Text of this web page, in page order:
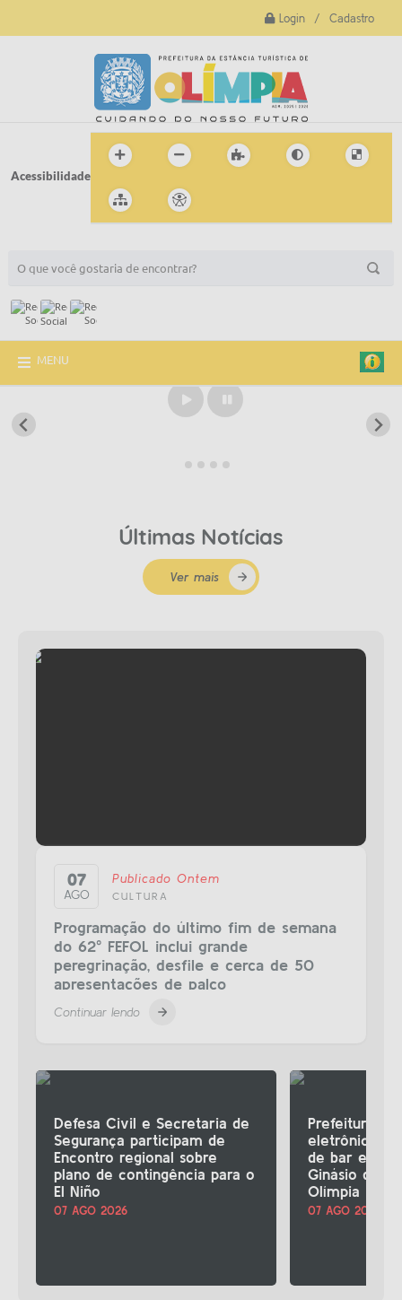
Login / Cadastro
Acessibilidade
MENU
Últimas Notícias
Ver mais
07
AGO
Publicado Ontem
CULTURA
Programação do último fim de semana
do 62º FEFOL inclui grande
peregrinação, desfile e cerca de 50
apresentações de palco
Continuar lendo
Defesa Civil e Secretaria de
Segurança participam de
Encontro regional sobre
plano de contingência para o
El Niño
07 AGO 2026
Prefeitura
eletrônico
de bar e
Ginásio de
Olímpia
07 AGO 2026